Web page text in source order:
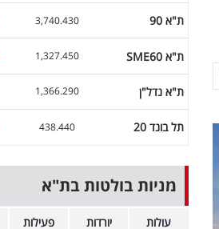
ת"א 90 3,740.430
ת"א SME60 1,327.450
ת"א נדל"ן 1,366.290
תל בונד 20 438.440
מניות בולטות בת"א
עולות יורדות פעילות